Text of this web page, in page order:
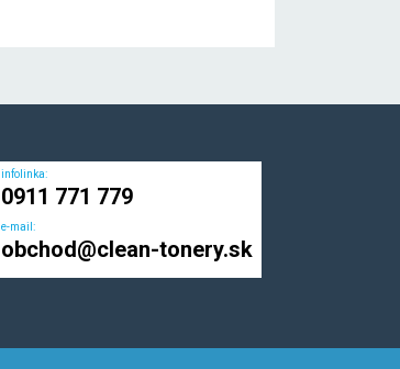
infolinka:
0911 771 779
e-mail:
obchod@clean-tonery.sk